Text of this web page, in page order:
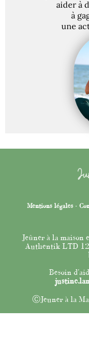
aider à
à
une
Mentions légales-
Jeûner à la maison
Authentik LTD
Besoin
ⒸJeuner à la